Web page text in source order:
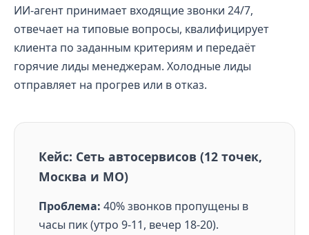
ИИ-агент принимает входящие звонки 24/7,
отвечает на типовые вопросы, квалифицирует
клиента по заданным критериям и передаёт
горячие лиды менеджерам. Холодные лиды
отправляет на прогрев или в отказ.
Кейс: Сеть автосервисов (12 точек,
Москва и МО)
Проблема: 40% звонков пропущены в
часы пик (утро 9-11, вечер 18-20).